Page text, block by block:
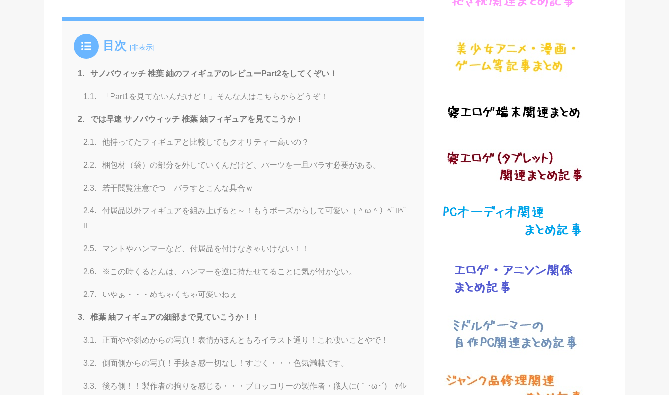
目次 [非表示]
1. サノバウィッチ 椎葉 紬のフィギュアのレビューPart2をしてくぞい！
1.1. 「Part1を見てないんだけど！」そんな人はこちらからどうぞ！
2. では早速 サノバウィッチ 椎葉 紬フィギュアを見てこうか！
2.1. 他持ってたフィギュアと比較してもクオリティー高いの？
2.2. 梱包材（袋）の部分を外していくんだけど、パーツを一旦バラす必要がある。
2.3. 若干閲覧注意でつ バラすとこんな具合ｗ
2.4.
付属品以外フィギュアを組み上げると～！もうポーズからして可愛い（＾ω＾）ﾍﾟﾛﾍﾟ
ﾛ
2.5. マントやハンマーなど、付属品を付けなきゃいけない！！
2.6. ※この時くるとんは、ハンマーを逆に持たせてることに気が付かない。
2.7. いやぁ・・・めちゃくちゃ可愛いねぇ
3. 椎葉 紬フィギュアの細部まで見ていこうか！！
3.1. 正面やや斜めからの写真！表情がほんともろイラスト通り！これ凄いことやで！
3.2. 側面側からの写真！手抜き感一切なし！すごく・・・色気満載です。
3.3.
後ろ側！！製作者の拘りを感じる・・・ブロッコリーの製作者・職人に(｀･ω･´)ゞｹｲﾚ